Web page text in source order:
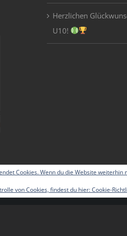
Herzlichen
U10!
Cookies. Wenn du die Website weiterhin
von Cookies, findest du hier:Cookie-